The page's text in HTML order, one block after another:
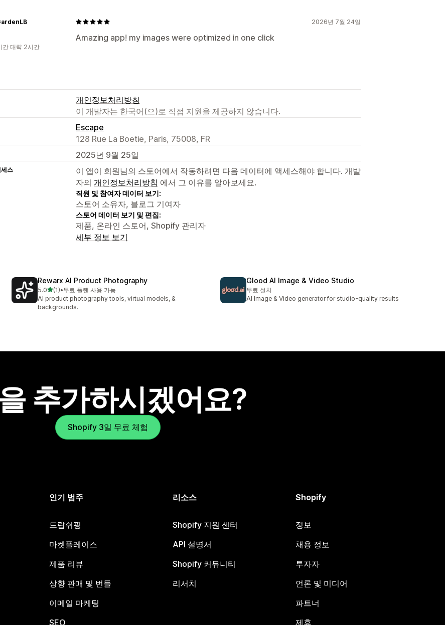
2026년 7월 24일
Amazing app! my images were optimized in one click
간 대략 2시간
개인정보처리방침
이 개발자는 한국어(으)로 직접 지원을 제공하지 않습니다.
Escape
128 Rue La Boetie, Paris, 75008, FR
2025년 9월 25일
스
이 앱이 회원님의 스토어에서 작동하려면 다음 데이터에 액세스해야 합니다. 개발
자의 개인정보처리방침 에서 그 이유를 알아보세요.
직원 및 참여자 데이터 보기:
스토어 소유자, 블로그 기여자
스토어 데이터 보기 및 편집:
제품, 온라인 스토어, Shopify 관리자
세부 정보 보기
Rewarx AI Product Photography
5.0별 5개 중
(1)
총 리뷰 1개
•무료 플랜 사용 가능
AI product photography tools, virtual models, &
backgrounds.
Glood AI Image & Video Studio
무료 설치
AI Image & Video generator for studio-quality results
추가하시겠어요?
Shopify 3일 무료 체험
인기 범주
드랍쉬핑
마켓플레이스
제품 리뷰
상향 판매 및 번들
이메일 마케팅
SEO
리소스
Shopify 지원 센터
API 설명서
Shopify 커뮤니티
리서치
Shopify
정보
채용 정보
투자자
언론 및 미디어
파트너
제휴